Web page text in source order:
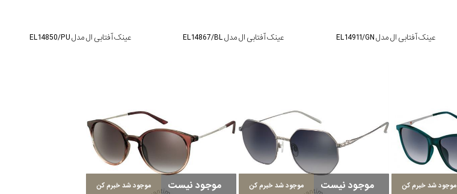
عینک آفتابی ال مدل EL14911/GN عینک آفتابی ال مدل EL14867/BL عینک آفتابی ال مدل EL14850/PU
موجود شد خبرم کن موجود نیست موجود شد خبرم کن موجود نیست موجود شد خبرم کن